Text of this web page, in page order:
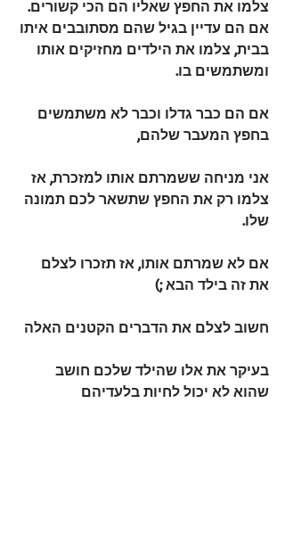
צלמו את החפץ שאליו הם הכי קשורים.
אם הם עדיין בגיל שהם מסתובבים איתו
בבית, צלמו את הילדים מחזיקים אותו
ומשתמשים בו.
אם הם כבר גדלו וכבר לא משתמשים
בחפץ המעבר שלהם,
אני מניחה ששמרתם אותו למזכרת, אז
צלמו רק את החפץ שתשאר לכם תמונה
שלו.
אם לא שמרתם אותו, אז תזכרו לצלם
את זה בילד הבא ;)
חשוב לצלם את הדברים הקטנים האלה
בעיקר את אלו שהילד שלכם חושב
שהוא לא יכול לחיות בלעדיהם